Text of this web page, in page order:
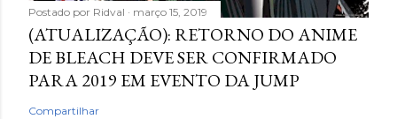
Postado por Ridval março 15, 2019
(ATUALIZAÇÃO): RETORNO DO ANIME
DE BLEACH DEVE SER CONFIRMADO
PARA 2019 EM EVENTO DA JUMP
Compartilhar